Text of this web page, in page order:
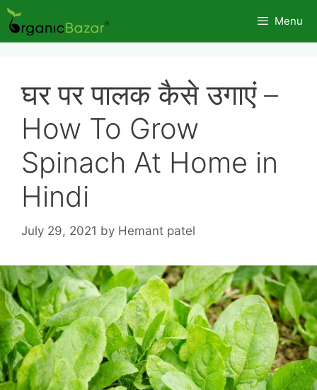
Skip
to
content
Menu
घर पर पालक कैसे उगाएं –
How To Grow
Spinach At Home in
Hindi
July 29, 2021 by Hemant patel